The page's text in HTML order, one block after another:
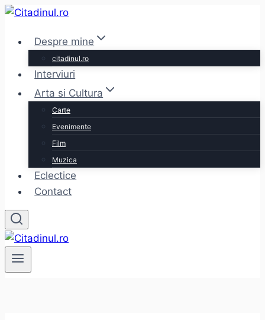
Skip
contentDespre mine
citadinul.ro
Interviuri
Arta si Cultura
Carte
Evenimente
Film
Muzica
Eclectice
Contact